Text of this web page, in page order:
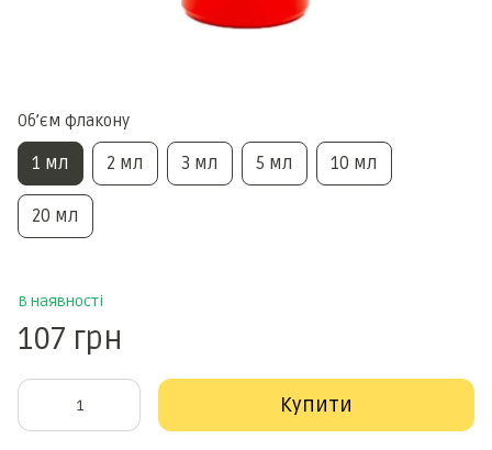
Обʼєм флакону
1 мл 2 мл 3 мл 5 мл 10 мл
20 мл
В наявності
107 грн
Купити